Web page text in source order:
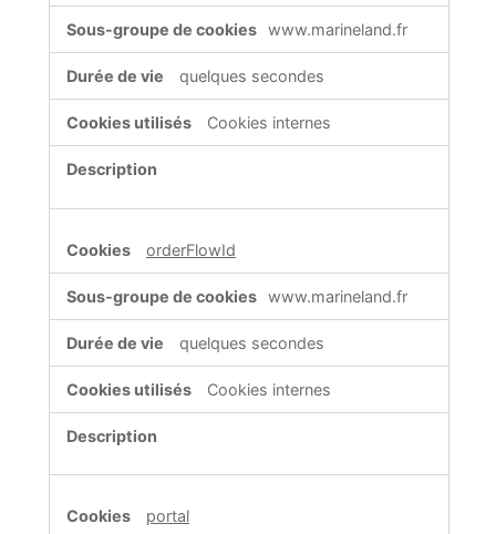
www.marineland.fr
quelques secondes
Cookies internes
orderFlowId
www.marineland.fr
quelques secondes
Cookies internes
portal